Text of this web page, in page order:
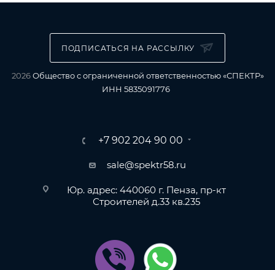
ПОДПИСАТЬСЯ НА РАССЫЛКУ
2026Общество с ограниченной ответственностью «СПЕКТР»
ИНН 5835091776
+7 902 204 90 00
sale@spektr58.ru
Юр. адрес: 440060 г. Пенза, пр-кт
Строителей д.33 кв.235